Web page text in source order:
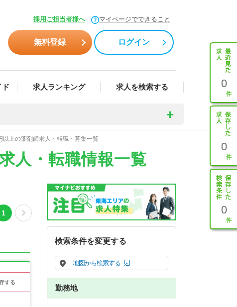
採用ご担当者様へ マイページでできること
無料登録 ログイン
ド 求人ランキング 求人を検索する 0
0
0
以上の薬剤師求人・転職・募集一覧
人・転職情報一覧
1
する
検索条件を変更する
地図から検索する
勤務地